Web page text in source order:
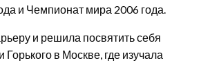
и Чемпионат мира 2006 года.
и решила посвятить себя
в Москве, где изучала